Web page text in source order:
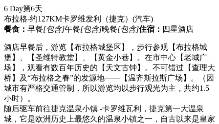
6 Day第6天
布拉格-约127KM卡罗维发利（捷克） (汽车)
餐食： 早餐[包含]午餐[包含]晚餐[包含]住宿： 四星酒店
酒店早餐后，游览【布拉格城堡区】，步行参观【布拉格城
堡】、【圣维特教堂】、【黄金小巷】。在市中心【老城广
场】，观看有数百年历史的【天文古钟】。不可错过【查理大
桥】及“布拉格之春”的发源地——【温齐斯拉斯广场】。（因
城市有严格交通管制，所以游览均以步行观光为主，共约1.5
小时）。
随后驱车前往捷克温泉小镇 -卡罗维瓦利，捷克第一大温泉
城，它是欧洲历史上最悠久的温泉小镇之一，自古以来是皇家